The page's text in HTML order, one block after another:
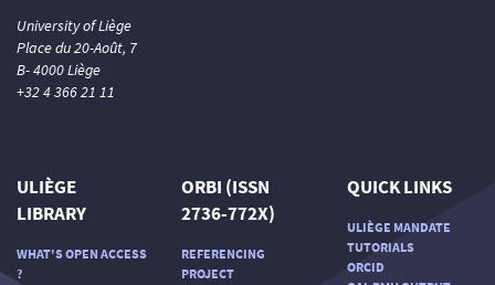
University of Liège
Place du 20-Août, 7
B- 4000 Liège
+32 4 366 21 11
ULIÈGE
LIBRARY
WHAT'S OPEN ACCESS
?
ORBI (ISSN
2736-772X)
REFERENCING
PROJECT
QUICK LINKS
ULIÈGE MANDATE
TUTORIALS
ORCID